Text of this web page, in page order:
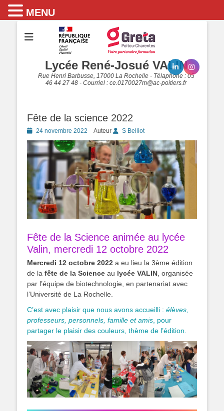
Lycée René-Josué VALIN
Rue Henri Barbusse, 17000 La Rochelle - Télaphone : 05
46 44 27 48 - Courriel : ce.0170027m@ac-poitiers.fr
Fête de la science 2022
Posted
on
24 novembre 2022 Auteur S Belliot
Fête de la Science animée au lycée
Valin, mercredi 12 octobre 2022
Mercredi 12 octobre 2022 a eu lieu la 3ème édition
de la fête de la Science au lycée VALIN , organisée
par l’équipe de biotechnologie, en partenariat avec
l’Université de La Rochelle.
C’est avec plaisir que nous avons accueilli : élèves,
professeurs, personnels, famille et amis , pour
partager le plaisir des couleurs, thème de l’édition.
MENU